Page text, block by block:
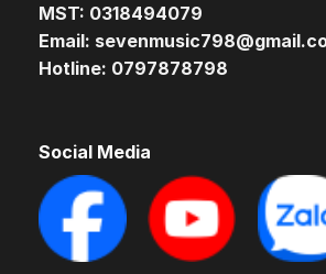
MST: 0318494079
Email:
Hotline: 0797878798
Social Media